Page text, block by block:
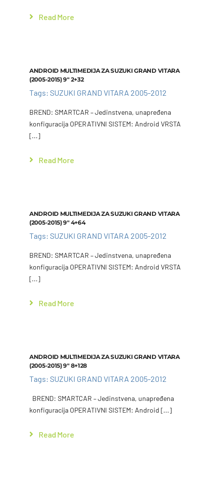
Read More
ANDROID MULTIMEDIJA ZA SUZUKI GRAND VITARA
(2005-2015) 9″ 2+32
Tags: SUZUKI GRAND VITARA 2005-2012
BREND: SMARTCAR – Jedinstvena, unapređena
konfiguracija OPERATIVNI SISTEM: Android VRSTA
[...]
Read More
ANDROID MULTIMEDIJA ZA SUZUKI GRAND VITARA
(2005-2015) 9″ 4+64
Tags: SUZUKI GRAND VITARA 2005-2012
BREND: SMARTCAR – Jedinstvena, unapređena
konfiguracija OPERATIVNI SISTEM: Android VRSTA
[...]
Read More
ANDROID MULTIMEDIJA ZA SUZUKI GRAND VITARA
(2005-2015) 9″ 8+128
Tags: SUZUKI GRAND VITARA 2005-2012
BREND: SMARTCAR – Jedinstvena, unapređena
konfiguracija OPERATIVNI SISTEM: Android [...]
Read More